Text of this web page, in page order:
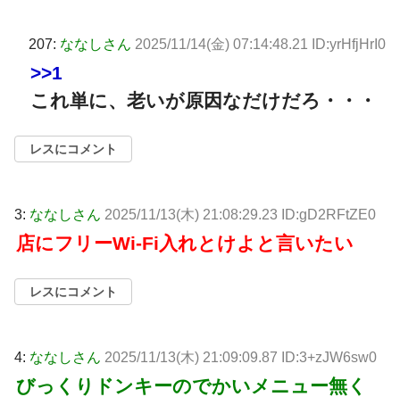
207: ななしさん 2025/11/14(金) 07:14:48.21 ID:yrHfjHrI0
>>1
これ単に、老いが原因なだけだろ・・・
レスにコメント
3: ななしさん 2025/11/13(木) 21:08:29.23 ID:gD2RFtZE0
店にフリーWi-Fi入れとけよと言いたい
レスにコメント
4: ななしさん 2025/11/13(木) 21:09:09.87 ID:3+zJW6sw0
びっくりドンキーのでかいメニュー無く